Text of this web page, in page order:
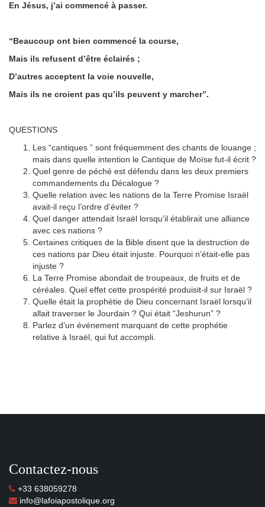
En Jésus, j’ai commencé à passer.
“Beaucoup ont bien commencé la course,
Mais ils refusent d’être éclairés ;
D’autres acceptent la voie nouvelle,
Mais ils ne croient pas qu’ils peuvent y marcher”.
QUESTIONS
Les “cantiques ” sont fréquemment des chants de louange ;
mais dans quelle intention le Cantique de Moïse fut-il écrit ?
Quel genre de péché est défendu dans les deux premiers
commandements du Décalogue ?
Quelle relation avec les nations de la Terre Promise Israël
avait-il reçu l’ordre d’éviter ?
Quel danger attendait Israël lorsqu’il établirait une alliance
avec ces nations ?
Certaines critiques de la Bible disent que la destruction de
ces nations par Dieu était injuste. Pourquoi n’était-elle pas
injuste ?
La Terre Promise abondait de troupeaux, de fruits et de
céréales. Quel effet cette prospérité produisit-il sur Israël ?
Quelle était la prophétie de Dieu concernant Israël lorsqu’il
allait traverser le Jourdain ? Qui était “Jeshurun” ?
Parlez d’un événement marquant de cette prophétie
relative à Israël, qui fut accompli.
Contactez-nous
+33 638059278
info@lafoiapostolique.org